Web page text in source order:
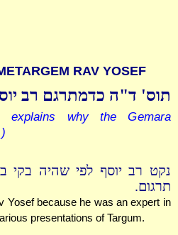
RAV YOSEF
תוס' ד"ה כדמתרגם רב
explains why the Gemara
נקט רב יוסף לפי שהיה בקי
תרגום.
Yosef because he was an expert in
presentations of Targum.